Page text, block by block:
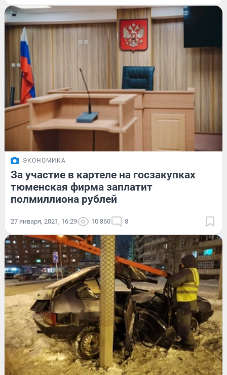
ЭКОНОМИКА
За участие в картеле на госзакупках
тюменская фирма заплатит
полмиллиона рублей
27 января, 2021, 16:29 10 860 8